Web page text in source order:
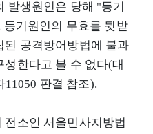
발생원인은 당해 "등기
기원인의 무효를 뒷받
된 공격방어방법에 불과
한다고 볼 수 없다(대
11050 판결 참조).
전소인 서울민사지방법